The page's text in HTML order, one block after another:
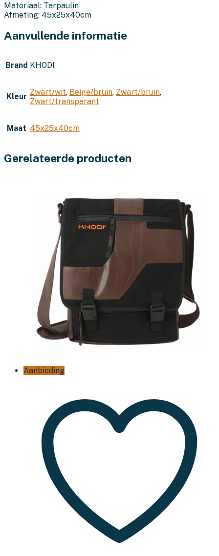
Materiaal: Tarpaulin
Afmeting: 45x25x40cm
Aanvullende informatie
Brand KHODI
Kleur Zwart/wit, Beige/bruin, Zwart/bruin,
Zwart/transparant
Maat 45x25x40cm
Gerelateerde producten
Aanbieding